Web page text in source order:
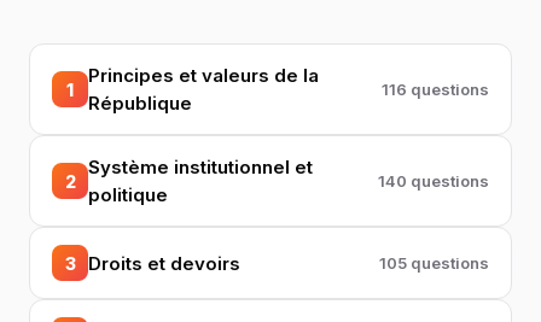
1
Principes et valeurs de la
République
116 questions
2
Système institutionnel et
politique
140 questions
3 Droits et devoirs 105 questions